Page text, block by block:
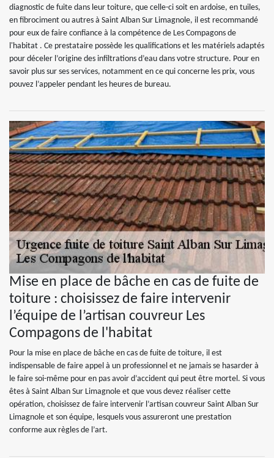
diagnostic de fuite dans leur toiture, que celle-ci soit en ardoise, en tuiles,
en fibrociment ou autres à Saint Alban Sur Limagnole, il est recommandé
pour eux de faire confiance à la compétence de Les Compagons de
l'habitat . Ce prestataire possède les qualifications et les matériels adaptés
pour déceler l’origine des infiltrations d’eau dans votre structure. Pour en
savoir plus sur ses services, notamment en ce qui concerne les prix, vous
pouvez l’appeler pendant les heures de bureau.
Mise en place de bâche en cas de fuite de
toiture : choisissez de faire intervenir
l’équipe de l’artisan couvreur Les
Compagons de l'habitat
Pour la mise en place de bâche en cas de fuite de toiture, il est
indispensable de faire appel à un professionnel et ne jamais se hasarder à
le faire soi-même pour en pas avoir d’accident qui peut être mortel. Si vous
êtes à Saint Alban Sur Limagnole et que vous devez réaliser cette
opération, choisissez de faire intervenir l’artisan couvreur Saint Alban Sur
Limagnole et son équipe, lesquels vous assureront une prestation
conforme aux règles de l’art.